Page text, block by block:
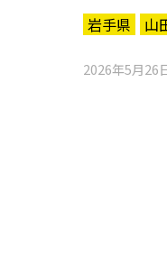
岩手県 山
2026年5月26